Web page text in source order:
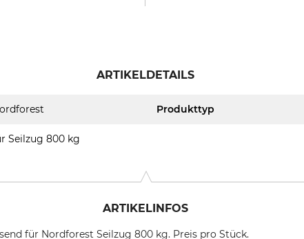
ARTIKELDETAILS
Produkttyp
Seilzug 800 kg
ARTIKELINFOS
für Nordforest Seilzug 800 kg. Preis pro Stück.